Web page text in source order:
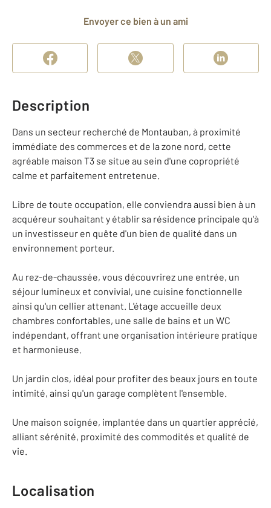
Envoyer ce bien à un ami
Description
Dans un secteur recherché de Montauban, à proximité
immédiate des commerces et de la zone nord, cette
agréable maison T3 se situe au sein d'une copropriété
calme et parfaitement entretenue.
Libre de toute occupation, elle conviendra aussi bien à un
acquéreur souhaitant y établir sa résidence principale qu'à
un investisseur en quête d'un bien de qualité dans un
environnement porteur.
Au rez-de-chaussée, vous découvrirez une entrée, un
séjour lumineux et convivial, une cuisine fonctionnelle
ainsi qu'un cellier attenant. L'étage accueille deux
chambres confortables, une salle de bains et un WC
indépendant, offrant une organisation intérieure pratique
et harmonieuse.
Un jardin clos, idéal pour profiter des beaux jours en toute
intimité, ainsi qu'un garage complètent l'ensemble.
Une maison soignée, implantée dans un quartier apprécié,
alliant sérénité, proximité des commodités et qualité de
vie.
Localisation